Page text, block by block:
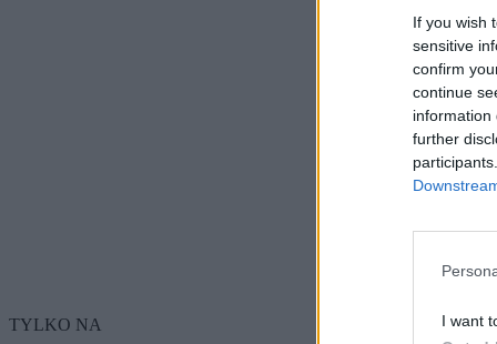
If you wish
sensitive
confirm
continue
information
further
I want
TYLKO NA